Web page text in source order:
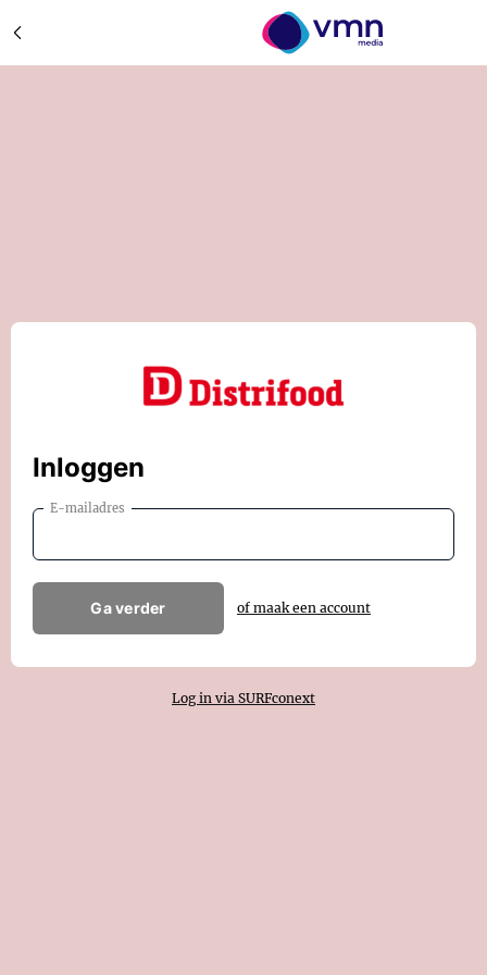
Inloggen
E-mailadres
Ga verder of maak een account
Log in via SURFconext